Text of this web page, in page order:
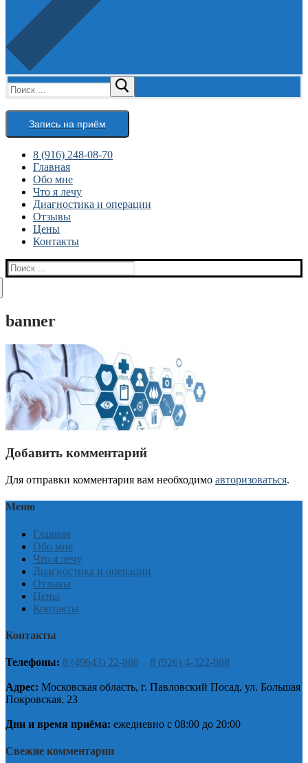
Найти:
Запись на приём
8 (916) 248-08-70
Главная
Обо мне
Что я лечу
Диагностика и операции
Отзывы
Цены
Контакты
Найти:
banner
Добавить комментарий
Для отправки комментария вам необходимо авторизоваться.
Меню
Главная
Обо мне
Что я лечу
Диагностика и операции
Отзывы
Цены
Контакты
Контакты
Телефоны: 8 (49643) 22-888 8 (926) 4-322-888
Адрес: Московская область, г. Павловский Посад, ул. Большая
Покровская, 23
Дни и время приёма: ежедневно с 08:00 до 20:00
Свежие комментарии